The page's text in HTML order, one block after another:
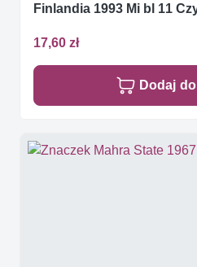
Finlandia 1993 Mi bl 11
17,60 zł
Dodaj